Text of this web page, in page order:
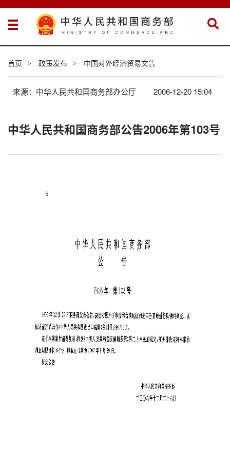
首页 > 政策发布 > 中国对外经济贸易文告
来源：中华人民共和国商务部办公厅 2006-12-20 15:04
中华人民共和国商务部公告2006年第103号